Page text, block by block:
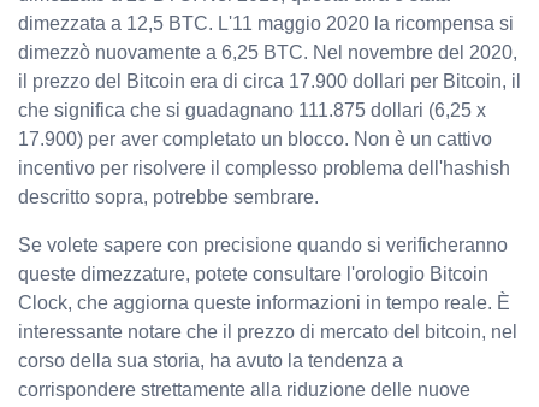
dimezzata a 12,5 BTC. L'11 maggio 2020 la ricompensa si
dimezzò nuovamente a 6,25 BTC. Nel novembre del 2020,
il prezzo del Bitcoin era di circa 17.900 dollari per Bitcoin, il
che significa che si guadagnano 111.875 dollari (6,25 x
17.900) per aver completato un blocco. Non è un cattivo
incentivo per risolvere il complesso problema dell'hashish
descritto sopra, potrebbe sembrare.
Se volete sapere con precisione quando si verificheranno
queste dimezzature, potete consultare l'orologio Bitcoin
Clock, che aggiorna queste informazioni in tempo reale. È
interessante notare che il prezzo di mercato del bitcoin, nel
corso della sua storia, ha avuto la tendenza a
corrispondere strettamente alla riduzione delle nuove